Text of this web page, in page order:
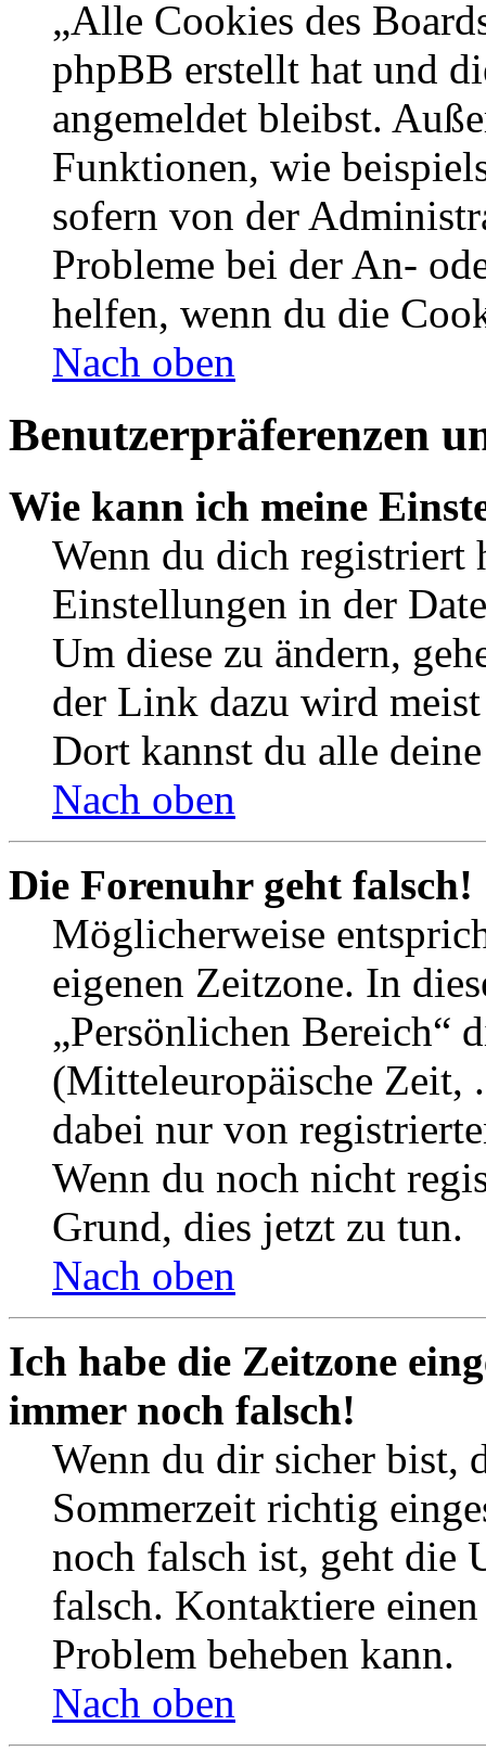
„Alle Cookies des
phpBB erstellt hat und
angemeldet bleibst.
Funktionen, wie
sofern von der
Probleme bei der An-
helfen, wenn du die
Nach oben
Benutzerpräferenzen
Wie kann ich meine
Wenn du dich registriert
Einstellungen in der
Um diese zu ändern,
der Link dazu wird
Dort kannst du alle
Nach oben
Die Forenuhr geht falsch!
Möglicherweise
eigenen Zeitzone. In
„Persönlichen Bereich“
(Mitteleuropäische Zeit,
dabei nur von
Wenn du noch nicht
Grund, dies jetzt zu tun.
Nach oben
Ich habe die Zeitzone
immer noch falsch!
Wenn du dir sicher bist,
Sommerzeit richtig
noch falsch ist, geht die
falsch. Kontaktiere
Problem beheben kann.
Nach oben